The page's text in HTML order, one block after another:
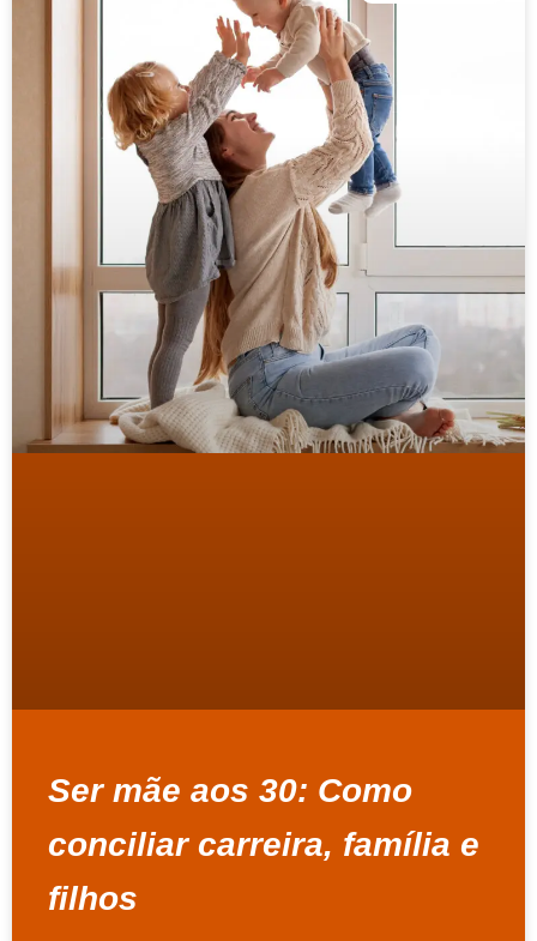
Ser mãe aos 30: Como
conciliar carreira, família e
filhos